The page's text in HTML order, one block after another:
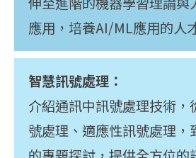
應用，培養AI/ML應用的人
智慧訊號處理：
介紹通訊中訊號處理技術，
號處理、適應性訊號處理，